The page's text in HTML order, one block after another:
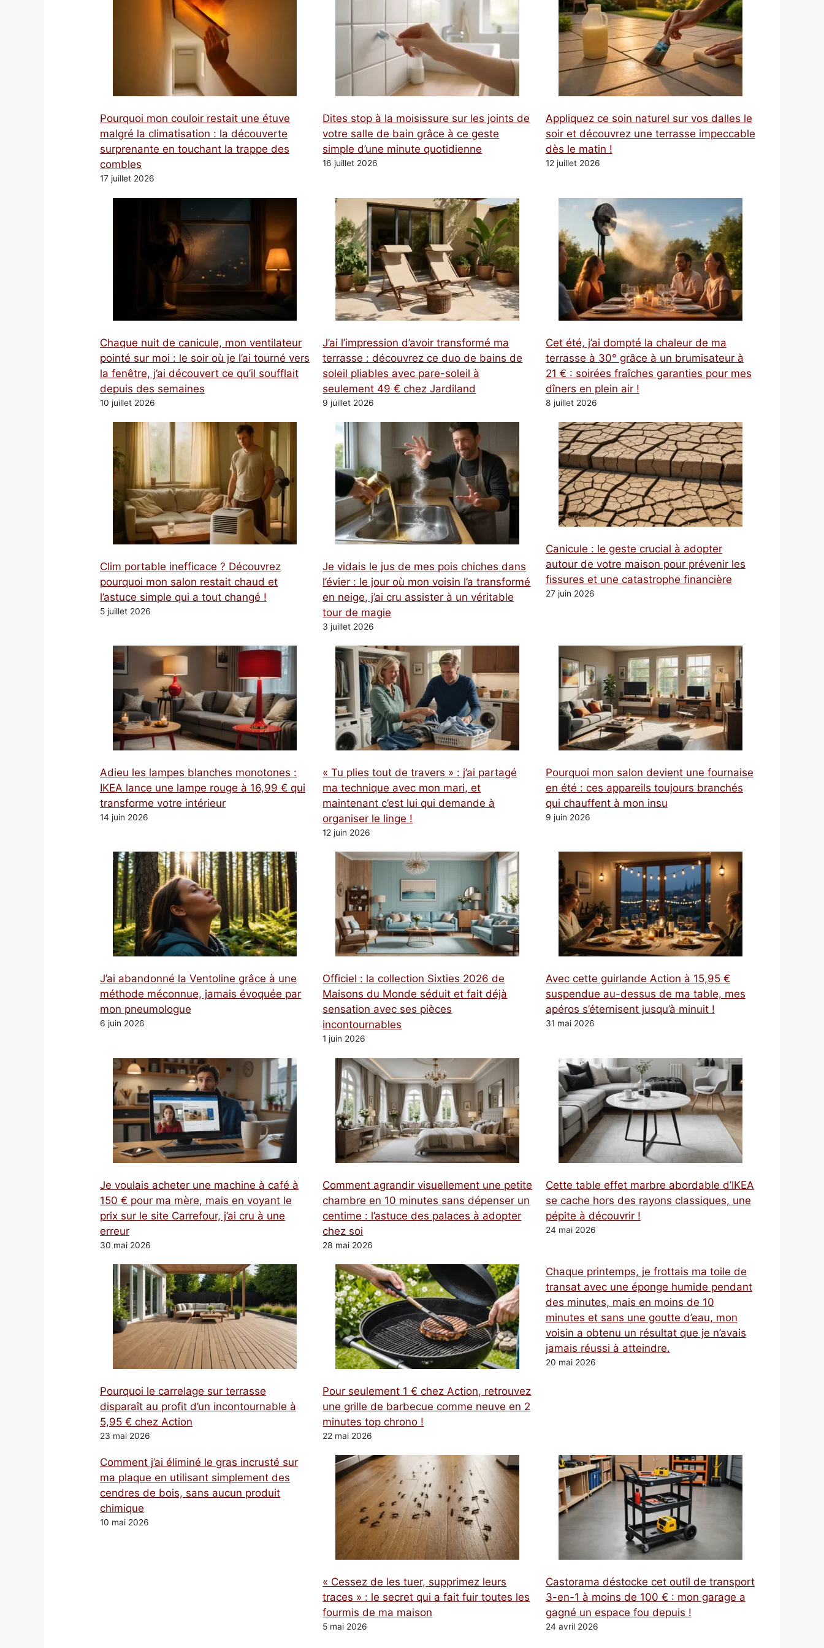
Pourquoi mon couloir restait une étuve
malgré la climatisation : la découverte
surprenante en touchant la trappe des
combles
17 juillet 2026
Dites stop à la moisissure sur les joints de
votre salle de bain grâce à ce geste
simple d’une minute quotidienne
16 juillet 2026
Appliquez ce soin naturel sur vos dalles le
soir et découvrez une terrasse impeccable
dès le matin !
12 juillet 2026
Chaque nuit de canicule, mon ventilateur
pointé sur moi : le soir où je l’ai tourné vers
la fenêtre, j’ai découvert ce qu’il soufflait
depuis des semaines
10 juillet 2026
J’ai l’impression d’avoir transformé ma
terrasse : découvrez ce duo de bains de
soleil pliables avec pare-soleil à
seulement 49 € chez Jardiland
9 juillet 2026
Cet été, j’ai dompté la chaleur de ma
terrasse à 30° grâce à un brumisateur à
21 € : soirées fraîches garanties pour mes
dîners en plein air !
8 juillet 2026
Clim portable inefficace ? Découvrez
pourquoi mon salon restait chaud et
l’astuce simple qui a tout changé !
5 juillet 2026
Je vidais le jus de mes pois chiches dans
l’évier : le jour où mon voisin l’a transformé
en neige, j’ai cru assister à un véritable
tour de magie
3 juillet 2026
Canicule : le geste crucial à adopter
autour de votre maison pour prévenir les
fissures et une catastrophe financière
27 juin 2026
Adieu les lampes blanches monotones :
IKEA lance une lampe rouge à 16,99 € qui
transforme votre intérieur
14 juin 2026
« Tu plies tout de travers » : j’ai partagé
ma technique avec mon mari, et
maintenant c’est lui qui demande à
organiser le linge !
12 juin 2026
Pourquoi mon salon devient une fournaise
en été : ces appareils toujours branchés
qui chauffent à mon insu
9 juin 2026
J’ai abandonné la Ventoline grâce à une
méthode méconnue, jamais évoquée par
mon pneumologue
6 juin 2026
Officiel : la collection Sixties 2026 de
Maisons du Monde séduit et fait déjà
sensation avec ses pièces
incontournables
1 juin 2026
Avec cette guirlande Action à 15,95 €
suspendue au-dessus de ma table, mes
apéros s’éternisent jusqu’à minuit !
31 mai 2026
Je voulais acheter une machine à café à
150 € pour ma mère, mais en voyant le
prix sur le site Carrefour, j’ai cru à une
erreur
30 mai 2026
Comment agrandir visuellement une petite
chambre en 10 minutes sans dépenser un
centime : l’astuce des palaces à adopter
chez soi
28 mai 2026
Cette table effet marbre abordable d’IKEA
se cache hors des rayons classiques, une
pépite à découvrir !
24 mai 2026
Pourquoi le carrelage sur terrasse
disparaît au profit d’un incontournable à
5,95 € chez Action
23 mai 2026
Pour seulement 1 € chez Action, retrouvez
une grille de barbecue comme neuve en 2
minutes top chrono !
22 mai 2026
Chaque printemps, je frottais ma toile de
transat avec une éponge humide pendant
des minutes, mais en moins de 10
minutes et sans une goutte d’eau, mon
voisin a obtenu un résultat que je n’avais
jamais réussi à atteindre.
20 mai 2026
Comment j’ai éliminé le gras incrusté sur
ma plaque en utilisant simplement des
cendres de bois, sans aucun produit
chimique
10 mai 2026
« Cessez de les tuer, supprimez leurs
traces » : le secret qui a fait fuir toutes les
fourmis de ma maison
5 mai 2026
Castorama déstocke cet outil de transport
3-en-1 à moins de 100 € : mon garage a
gagné un espace fou depuis !
24 avril 2026